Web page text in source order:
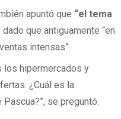
apuntó que “el tema
dado que antiguamente “en
intensas”.
los hipermercados y
¿Cuál es la
se preguntó.